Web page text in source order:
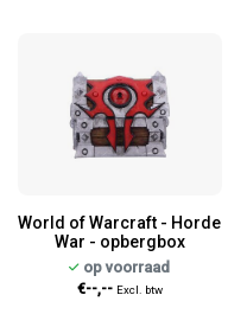
World of Warcraft - Horde
War - opbergbox
op voorraad
€--,-- Excl. btw